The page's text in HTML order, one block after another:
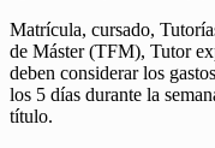
Matrícula, cursado,
de Máster (TFM), Tutor
deben considerar los
los 5 días durante la
título.